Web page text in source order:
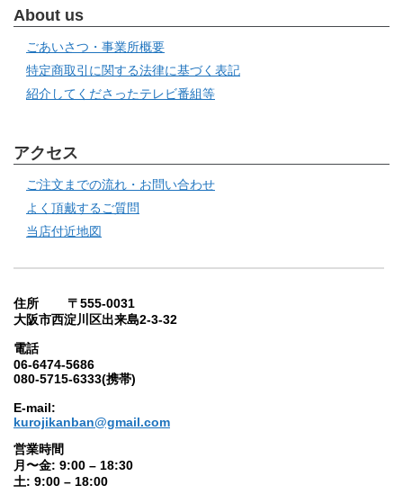
About us
ごあいさつ・事業所概要
特定商取引に関する法律に基づく表記
紹介してくださったテレビ番組等
アクセス
ご注文までの流れ・お問い合わせ
よく頂戴するご質問
当店付近地図
住所 〒555-0031
大阪市西淀川区出来島2-3-32
電話
06-6474-5686
080-5715-6333(携帯)
E-mail:
kurojikanban@gmail.com
営業時間
月〜金: 9:00 – 18:30
土: 9:00 – 18:00